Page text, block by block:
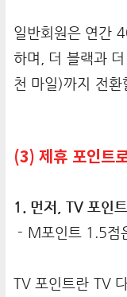
일반회원은 연간
하며, 더 블랙과
천 마일)까지 전환
(3) 제휴 포인트
1. 먼저, TV 포인
- M포인트 1.5점
TV 포인트란 TV